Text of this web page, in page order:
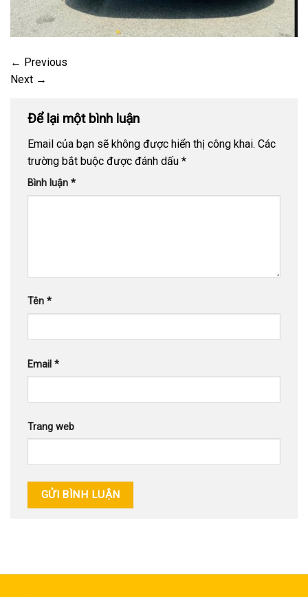
← Previous
Next →
Để lại một bình luận
Email của bạn sẽ không được hiển thị công khai. Các
trường bắt buộc được đánh dấu *
Bình luận *
Tên *
Email *
Trang web